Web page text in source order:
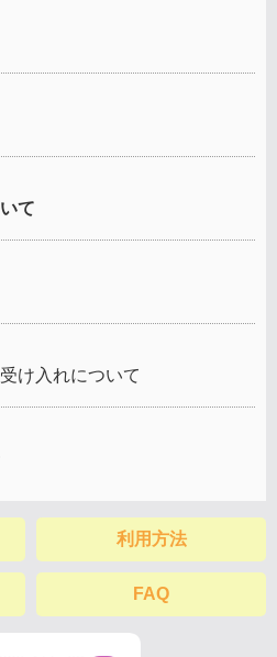
て
け入れについて
利用方法
FAQ